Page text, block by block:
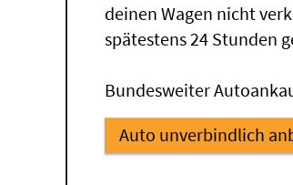
deinen Wagen nicht
spätestens 24 Stunden
Bundesweiter
Auto unverbindlich